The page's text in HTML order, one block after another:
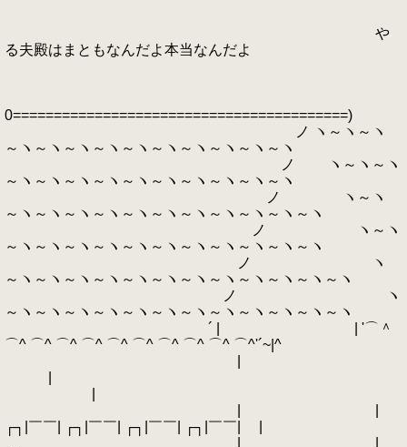
や
る夫殿はまともなんだよ本当なんだよ
0=========================================)
ノ ヽ～ヽ～ヽ
～ヽ～ヽ～ヽ～ヽ～ヽ～ヽ～ヽ～ヽ～ヽ～ヽ
ノ ヽ～ヽ～ヽ
～ヽ～ヽ～ヽ～ヽ～ヽ～ヽ～ヽ～ヽ～ヽ～ヽ
ノ ヽ～ヽ
～ヽ～ヽ～ヽ～ヽ～ヽ～ヽ～ヽ～ヽ～ヽ～ヽ～ヽ
ノ ヽ～ヽ
～ヽ～ヽ～ヽ～ヽ～ヽ～ヽ～ヽ～ヽ～ヽ～ヽ～ヽ
ノ ヽ
～ヽ～ヽ～ヽ～ヽ～ヽ～ヽ～ヽ～ヽ～ヽ～ヽ～ヽ～ヽ
ノ ヽ
～ヽ～ヽ～ヽ～ヽ～ヽ～ヽ～ヽ～ヽ～ヽ～ヽ～ヽ～ヽ
´ | | '⌒＾
⌒^ ⌒^ ⌒^ ⌒^ ⌒^ ⌒^ ⌒^ ⌒^ ⌒^ ⌒^'´~|^
┌┐|￣￣| ┌┐|￣￣| ┌┐|￣￣| ┌┐|￣￣| |